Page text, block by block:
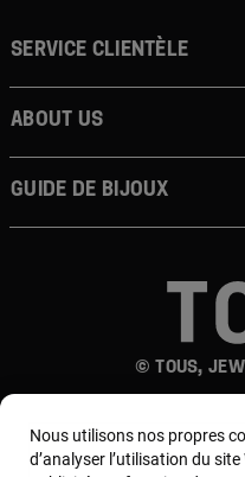
© TOUS,
Service clientèle
About us
Guide de bijoux
Nous utilisons nos propres
d’analyser l’utilisation du